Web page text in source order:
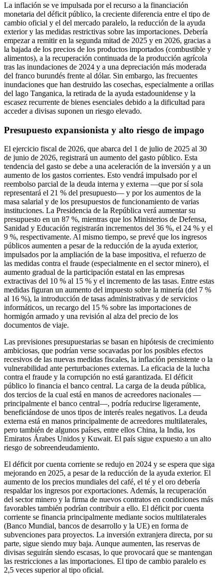
La inflación se ve impulsada por el recurso a la financiación
monetaria del déficit público, la creciente diferencia entre el tipo de
cambio oficial y el del mercado paralelo, la reducción de la ayuda
exterior y las medidas restrictivas sobre las importaciones. Debería
empezar a remitir en la segunda mitad de 2025 y en 2026, gracias a
la bajada de los precios de los productos importados (combustible y
alimentos), a la recuperación continuada de la producción agrícola
tras las inundaciones de 2024 y a una depreciación más moderada
del franco burundés frente al dólar. Sin embargo, las frecuentes
inundaciones que han destruido las cosechas, especialmente a orillas
del lago Tanganica, la retirada de la ayuda estadounidense y la
escasez recurrente de bienes esenciales debido a la dificultad para
acceder a divisas suponen un riesgo elevado.
Presupuesto expansionista y alto riesgo de impago
El ejercicio fiscal de 2026, que abarca del 1 de julio de 2025 al 30
de junio de 2026, registrará un aumento del gasto público. Esta
tendencia del gasto se debe a una aceleración de la inversión y a un
aumento de los gastos corrientes. Esto vendrá impulsado por el
reembolso parcial de la deuda interna y externa —que por sí sola
representará el 21 % del presupuesto— y por los aumentos de la
masa salarial y de los presupuestos de funcionamiento de varias
instituciones. La Presidencia de la República verá aumentar su
presupuesto en un 87 %, mientras que los Ministerios de Defensa,
Sanidad y Educación registrarán incrementos del 36 %, el 24 % y el
9 %, respectivamente. Al mismo tiempo, se prevé que los ingresos
públicos aumenten a pesar de la reducción de la ayuda exterior,
impulsados por la ampliación de la base impositiva, el refuerzo de
las medidas contra el fraude (especialmente en el sector minero), el
aumento gradual de la participación estatal en las empresas
extractivas del 10 % al 15 % y el incremento de las tasas. Entre estas
medidas figuran un aumento del impuesto sobre la minería (del 7 %
al 16 %), la introducción de tasas administrativas y de servicios
informáticos, un recargo del 15 % sobre las importaciones de
hormigón armado y una revisión al alza del precio de los
documentos de viaje.
Las previsiones presupuestarias se basan en hipótesis de crecimiento
ambiciosas, que podrían verse socavadas por los posibles efectos
recesivos de las nuevas medidas fiscales, la inflación persistente o la
vulnerabilidad ante perturbaciones externas. La eficacia de la lucha
contra el fraude y la corrupción no está garantizada. El déficit
público lo financia el banco central. La carga de la deuda pública,
dos tercios de la cual está en manos de acreedores nacionales —
principalmente el banco central—, podría reducirse ligeramente,
beneficiándose de unos tipos de interés reales negativos. La deuda
externa está en manos principalmente de acreedores multilaterales,
pero también de algunos países, entre ellos China, la India, los
Emiratos Árabes Unidos y Kuwait. El país sigue expuesto a un alto
riesgo de sobreendeudamiento.
El déficit por cuenta corriente se redujo en 2024 y se espera que siga
mejorando en 2025, a pesar de la reducción de la ayuda exterior. El
aumento de los precios mundiales del café, el té y el oro debería
respaldar los ingresos por exportaciones. Además, la recuperación
del sector minero y la firma de nuevos contratos en condiciones más
favorables también podrían contribuir a ello. El déficit por cuenta
corriente se financia principalmente mediante socios multilaterales
(Banco Mundial, bancos de desarrollo y la UE) en forma de
subvenciones para proyectos. La inversión extranjera directa, por su
parte, sigue siendo muy baja. Aunque aumenten, las reservas de
divisas seguirán siendo escasas, lo que provocará que se mantengan
las restricciones a las importaciones. El tipo de cambio paralelo es
2,5 veces superior al tipo oficial.